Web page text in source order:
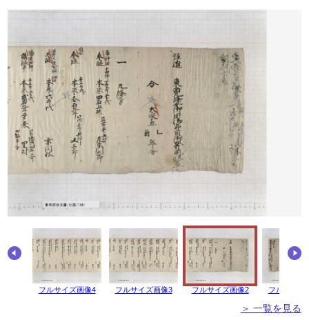
フルサイズ画像4 フルサイズ画像3 フルサイズ画像2 フルサイズ
＞ 一覧を見る